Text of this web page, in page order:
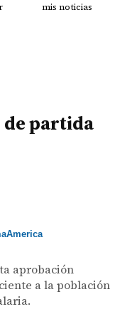
mis noticias
de partida
aprobación
a la población